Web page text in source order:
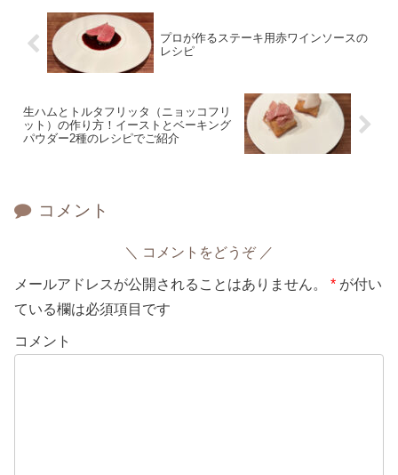
プロが作るステーキ用赤ワインソースの
レシピ
生ハムとトルタフリッタ（ニョッコフリ
ット）の作り方！イーストとベーキング
パウダー2種のレシピでご紹介
コメント
コメントをどうぞ
メールアドレスが公開されることはありません。 * が付い
ている欄は必須項目です
コメント